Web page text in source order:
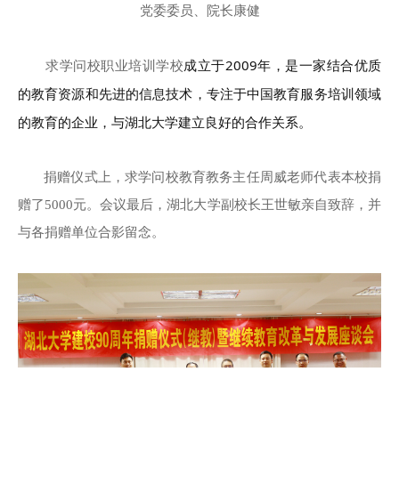
党委委员、院长康健
求学问校职业培训学校成立于2009年，是一家结合优质
的教育资源和先进的信息技术，专注于中国教育服务培训领域
的教育的企业，与湖北大学建立良好的合作关系。
捐赠仪式上，求学问校教育教务主任周威老师代表本校捐
赠了5000元。会议最后，湖北大学副校长王世敏亲自致辞，并
与各捐赠单位合影留念。